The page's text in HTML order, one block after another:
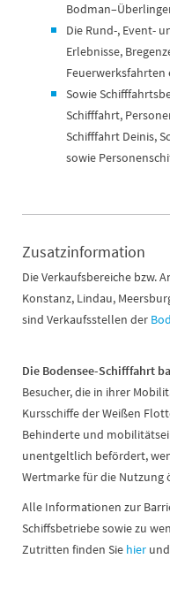
Die Rund-, Event-
Erlebnisse,
Feuerwerksfahrten
Sowie
Schifffahrt,
Schifffahrt Deinis,
sowie
Zusatzinformation
Die Verkaufsbereiche bzw.
Konstanz, Lindau,
sind Verkaufsstellen der
Die Bodensee-Schifffahrt
Besucher, die in ihrer
Kursschiffe der Weißen
Behinderte und
unentgeltlich befördert,
Wertmarke für die
Alle Informationen zur
Schiffsbetriebe sowie zu
Zutritten finden Sie hier